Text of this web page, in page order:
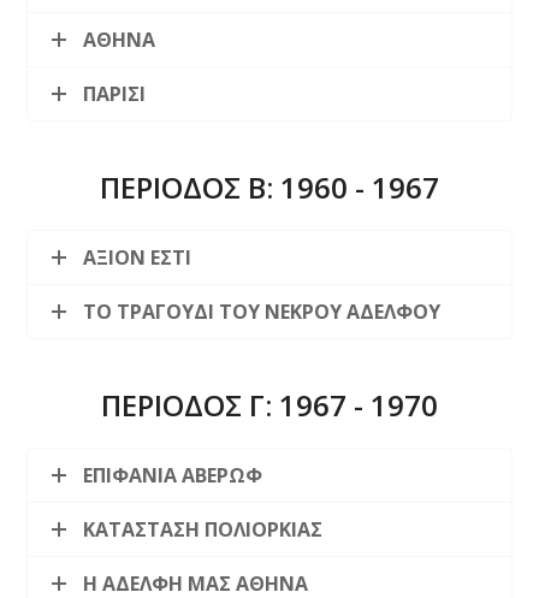
ΑΘΗΝΑ
ΠΑΡΙΣΙ
ΠΕΡΙΟΔΟΣ Β: 1960 - 1967
ΑΞΙΟΝ ΕΣΤΙ
ΤΟ ΤΡΑΓΟΥΔΙ ΤΟΥ ΝΕΚΡΟΥ ΑΔΕΛΦΟΥ
ΠΕΡΙΟΔΟΣ Γ: 1967 - 1970
ΕΠΙΦΑΝΙΑ ΑΒΕΡΩΦ
ΚΑΤΑΣΤΑΣΗ ΠΟΛΙΟΡΚΙΑΣ
Η ΑΔΕΛΦΗ ΜΑΣ ΑΘΗΝΑ